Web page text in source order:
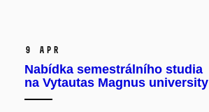
9 Apr
Nabídka semestrálního studia
na Vytautas Magnus university